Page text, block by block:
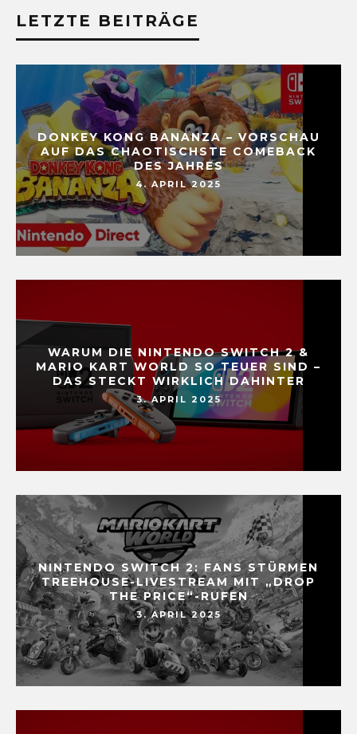
LETZTE BEITRÄGE
DONKEY KONG BANANZA – VORSCHAU
AUF DAS CHAOTISCHSTE COMEBACK
DES JAHRES
4. APRIL 2025
WARUM DIE NINTENDO SWITCH 2 &
MARIO KART WORLD SO TEUER SIND –
DAS STECKT WIRKLICH DAHINTER
3. APRIL 2025
NINTENDO SWITCH 2: FANS STÜRMEN
TREEHOUSE-LIVESTREAM MIT „DROP
THE PRICE“-RUFEN
3. APRIL 2025